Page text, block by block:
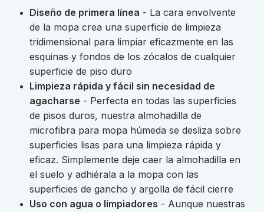
Diseño de primera línea - La cara envolvente
de la mopa crea una superficie de limpieza
tridimensional para limpiar eficazmente en las
esquinas y fondos de los zócalos de cualquier
superficie de piso duro
Limpieza rápida y fácil sin necesidad de
agacharse - Perfecta en todas las superficies
de pisos duros, nuestra almohadilla de
microfibra para mopa húmeda se desliza sobre
superficies lisas para una limpieza rápida y
eficaz. Simplemente deje caer la almohadilla en
el suelo y adhiérala a la mopa con las
superficies de gancho y argolla de fácil cierre
Uso con agua o limpiadores - Aunque nuestras